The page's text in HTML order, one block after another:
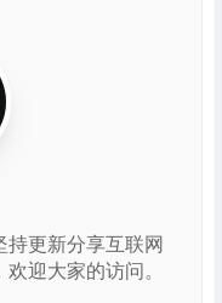
更新分享互联网
迎大家的访问。